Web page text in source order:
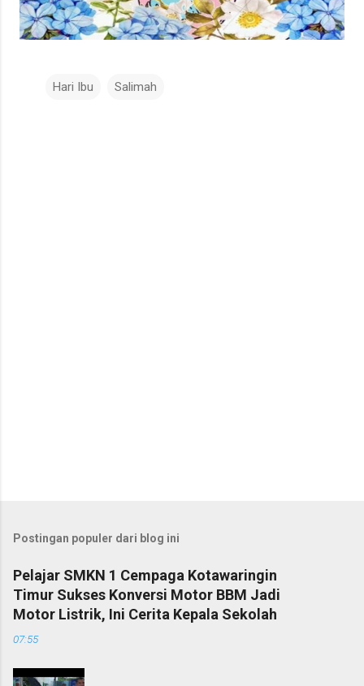
Hari Ibu Salimah
Postingan populer dari blog ini
Pelajar SMKN 1 Cempaga Kotawaringin
Timur Sukses Konversi Motor BBM Jadi
Motor Listrik, Ini Cerita Kepala Sekolah
07:55